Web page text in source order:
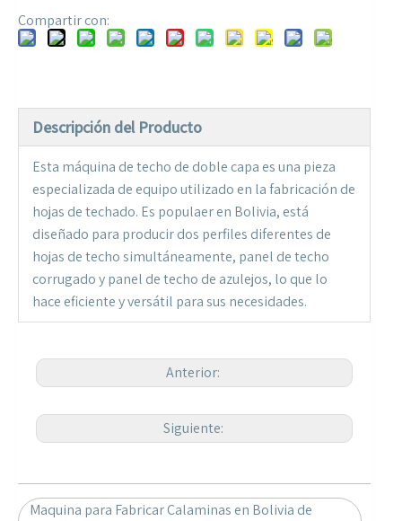
Compartir con:
Descripción del Producto
Esta máquina de techo de doble capa es una pieza
especializada de equipo utilizado en la fabricación de
hojas de techado. Es populaer en Bolivia, está
diseñado para producir dos perfiles diferentes de
hojas de techo simultáneamente, panel de techo
corrugado y panel de techo de azulejos, lo que lo
hace eficiente y versátil para sus necesidades.
Anterior:
Siguiente:
Maquina para Fabricar Calaminas en Bolivia de